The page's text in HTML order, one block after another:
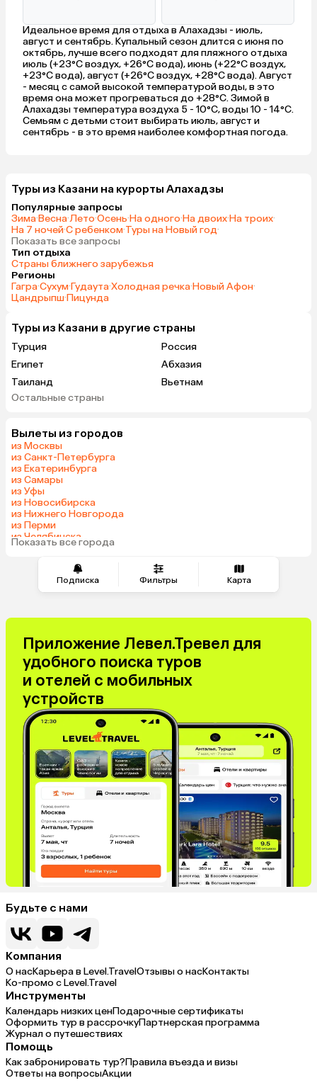
Подписка Фильтры Карта
Идеальное время для отдыха в Алахадзы - июль,
август и сентябрь. Купальный сезон длится с июня по
октябрь, лучше всего подходят для пляжного отдыха
июль (+23°C воздух, +26°C вода), июнь (+22°C воздух,
+23°C вода), август (+26°C воздух, +28°C вода). Август
- месяц с самой высокой температурой воды, в это
время она может прогреваться до +28°C. Зимой в
Алахадзы температура воздуха 5 - 10°C, воды 10 - 14°C.
Семьям с детьми стоит выбирать июль, август и
сентябрь - в это время наиболее комфортная погода.
Туры из Казани на курорты Алахадзы
Популярные запросы
Зима·Весна·Лето·Осень·На одного·На двоих·На троих·
На 7 ночей·С ребенком·Туры на Новый год·
Показать все запросы
Тип отдыха
Страны ближнего зарубежья
Регионы
Гагра·Сухум·Гудаута·Холодная речка·Новый Афон·
Цандрыпш·Пицунда
Туры из Казани в другие страны
Турция
Россия
Египет
Абхазия
Таиланд
Вьетнам
ОАЭ
Гонконг
Остальные страны
Вылеты из городов
из Москвы
из Санкт-Петербурга
из Екатеринбурга
из Самары
из Уфы
из Новосибирска
из Нижнего Новгорода
из Перми
из Челябинска
из Омска
Показать все города
Приложение Левел.Тревел для
удобного поиска туров
и отелей с мобильных
устройств
Будьте с нами
Компания
О насКарьера в Level.TravelОтзывы о насКонтакты
Ко-промо с Level.Travel
Инструменты
Календарь низких ценПодарочные сертификаты
Оформить тур в рассрочкуПартнерская программа
Журнал о путешествиях
Помощь
Как забронировать тур?Правила въезда и визы
Ответы на вопросыАкции